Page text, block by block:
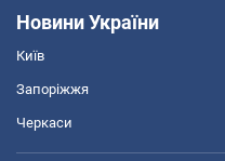
Новини України
Київ
Запоріжжя
Черкаси